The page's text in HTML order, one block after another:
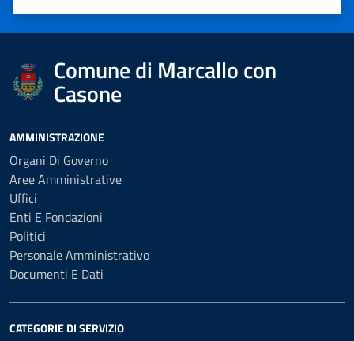
Valuta 5 stelle su 5
Valuta 4 stelle su 5
Valuta 3 stelle su 5
Valuta 2 stelle su 5
Valuta 1 stelle su 5
Comune di Marcallo con
Casone
AMMINISTRAZIONE
Organi Di Governo
Aree Amministrative
Uffici
Enti E Fondazioni
Politici
Personale Amministrativo
Documenti E Dati
CATEGORIE DI SERVIZIO